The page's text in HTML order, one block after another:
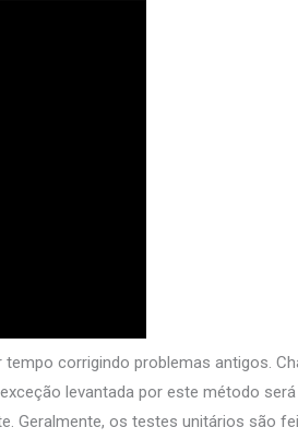
corrigindo problemas antigos.
levantada por este método será
Geralmente, os testes unitários são